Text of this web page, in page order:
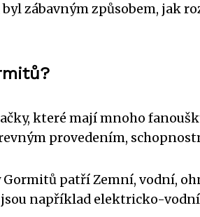
zábavným způsobem, jak
které mají mnoho
provedením,
patří Zemní, vodní,
například elektricko-